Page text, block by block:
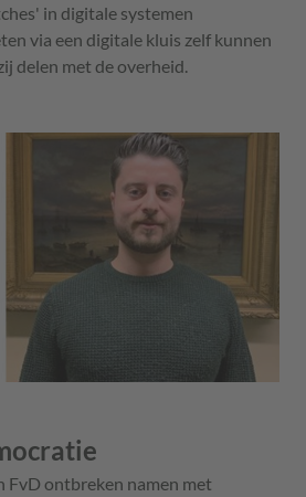
in digitale systemen
via een digitale kluis zelf kunnen
delen met de overheid.
FvD ontbreken namen met